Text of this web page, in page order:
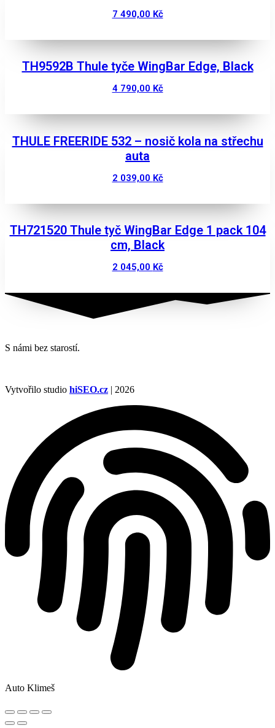
7 490,00 Kč
TH9592B Thule tyče WingBar Edge, Black
4 790,00 Kč
THULE FREERIDE 532 – nosič kola na střechu
auta
2 039,00 Kč
TH721520 Thule tyč WingBar Edge 1 pack 104
cm, Black
2 045,00 Kč
S námi bez starostí.
Vytvořilo studio hiSEO.cz | 2026
Auto Klimeš